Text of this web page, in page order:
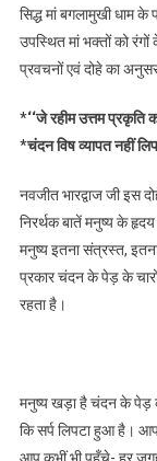
सिद्ध मां बगलामुखी धाम के
उपस्थित मां भक्तों को रंगों
प्रवचनों एवं दोहे का
*‘‘जे रहीम उत्तम
*चंदन विष व्यापत नहीं
नवजीत भारद्वाज जी इस
निरर्थक बातें मनुष्य के
मनुष्य इतना संत्रस्त,
प्रकार चंदन के पेड़ के
रहता है।
मनुष्य खड़ा है चंदन के पेड़
कि सर्प लिपटा हुआ है।
आप कभीं भी पहुँचे- हर